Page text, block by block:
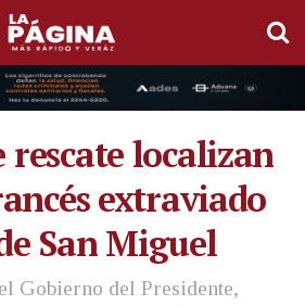
rescate localizan
extraviado
San Miguel
Gobierno del Presidente,